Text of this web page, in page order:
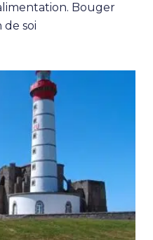
Bouger
de soi